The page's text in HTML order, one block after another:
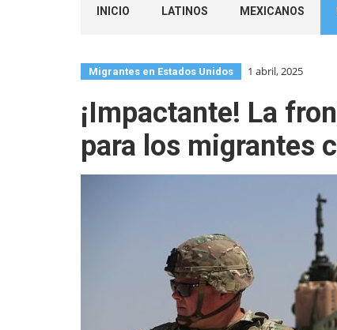
INICIO LATINOS MEXICANOS
Migrantes en Estados Unidos 1 abril, 2025
¡Impactante! La
para los migrantes